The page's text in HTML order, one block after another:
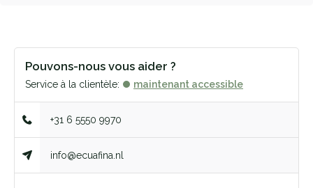
Pouvons-nous vous aider ?
Service à la clientèle: maintenant accessible
+31 6 5550 9970
info@ecuafina.nl